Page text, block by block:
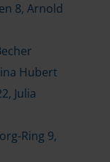
8, Arnold
Hubert
Julia
Ring 9,